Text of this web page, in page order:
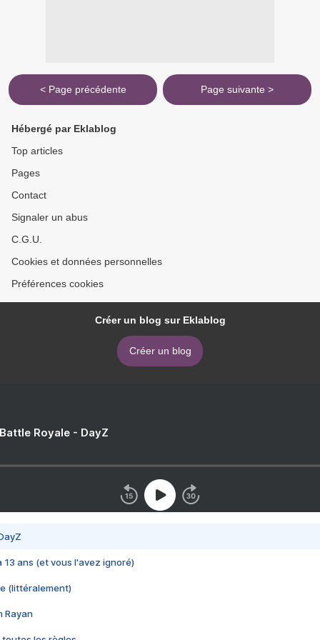
< Page précédente Page suivante >
Hébergé par Eklablog
Top articles
Pages
Contact
Signaler un abus
C.G.U.
Cookies et données personnelles
Préférences cookies
Créer un blog sur Eklablog
Créer un blog
Royale - DayZ
13 ans (et vous l'avez ignoré)
(littéralement)
Rayan